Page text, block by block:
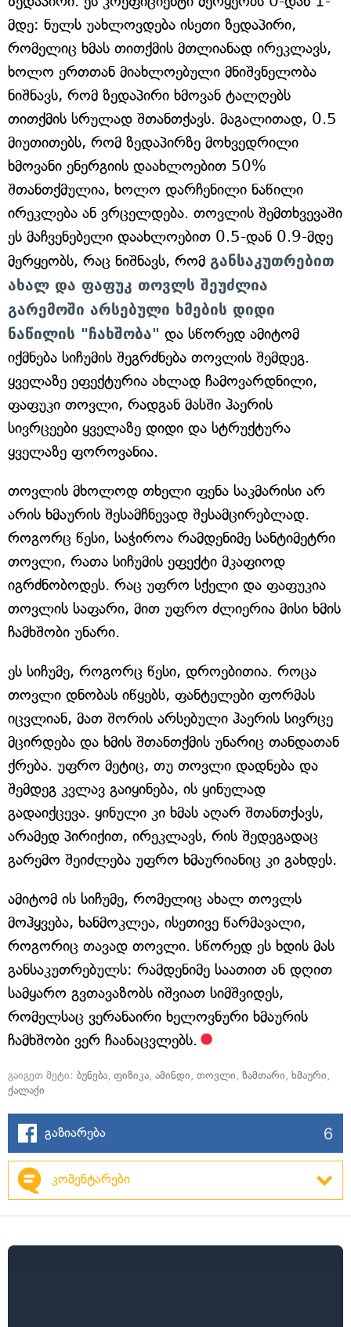
მდე: ნულს უახლოვდება ისეთი ზედაპირი,
რომელიც ხმას თითქმის მთლიანად ირეკლავს,
ხოლო ერთთან მიახლოებული მნიშვნელობა
ნიშნავს, რომ ზედაპირი ხმოვან ტალღებს
თითქმის სრულად შთანთქავს. მაგალითად, 0.5
მიუთითებს, რომ ზედაპირზე მოხვედრილი
ხმოვანი ენერგიის დაახლოებით 50%
შთანთქმულია, ხოლო დარჩენილი ნაწილი
ირეკლება ან ვრცელდება. თოვლის შემთხვევაში
ეს მაჩვენებელი დაახლოებით 0.5-დან 0.9-მდე
მერყეობს, რაც ნიშნავს, რომ განსაკუთრებით
ახალ და ფაფუკ თოვლს შეუძლია
გარემოში არსებული ხმების დიდი
ნაწილის "ჩახშობა" და სწორედ ამიტომ
იქმნება სიჩუმის შეგრძნება თოვლის შემდეგ.
ყველაზე ეფექტურია ახლად ჩამოვარდნილი,
ფაფუკი თოვლი, რადგან მასში ჰაერის
სივრცეები ყველაზე დიდი და სტრუქტურა
ყველაზე ფოროვანია.
თოვლის მხოლოდ თხელი ფენა საკმარისი არ
არის ხმაურის შესამჩნევად შესამცირებლად.
როგორც წესი, საჭიროა რამდენიმე სანტიმეტრი
თოვლი, რათა სიჩუმის ეფექტი მკაფიოდ
იგრძნობოდეს. რაც უფრო სქელი და ფაფუკია
თოვლის საფარი, მით უფრო ძლიერია მისი ხმის
ჩამხშობი უნარი.
ეს სიჩუმე, როგორც წესი, დროებითია. როცა
თოვლი დნობას იწყებს, ფანტელები ფორმას
იცვლიან, მათ შორის არსებული ჰაერის სივრცე
მცირდება და ხმის შთანთქმის უნარიც თანდათან
ქრება. უფრო მეტიც, თუ თოვლი დადნება და
შემდეგ კვლავ გაიყინება, ის ყინულად
გადაიქცევა. ყინული კი ხმას აღარ შთანთქავს,
არამედ პირიქით, ირეკლავს, რის შედეგადაც
გარემო შეიძლება უფრო ხმაურიანიც კი გახდეს.
ამიტომ ის სიჩუმე, რომელიც ახალ თოვლს
მოჰყვება, ხანმოკლეა, ისეთივე წარმავალი,
როგორიც თავად თოვლი. სწორედ ეს ხდის მას
განსაკუთრებულს: რამდენიმე საათით ან დღით
სამყარო გვთავაზობს იშვიათ სიმშვიდეს,
რომელსაც ვერანაირი ხელოვნური ხმაურის
ჩამხშობი ვერ ჩაანაცვლებს.
გაიგეთ მეტი: ბუნება, ფიზიკა, ამინდი, თოვლი, ზამთარი, ხმაური,
ქალაქი
გაზიარება 6
კომენტარები